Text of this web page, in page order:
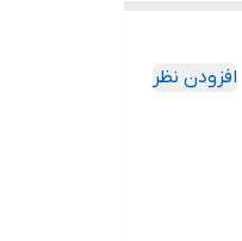
افزودن نظر